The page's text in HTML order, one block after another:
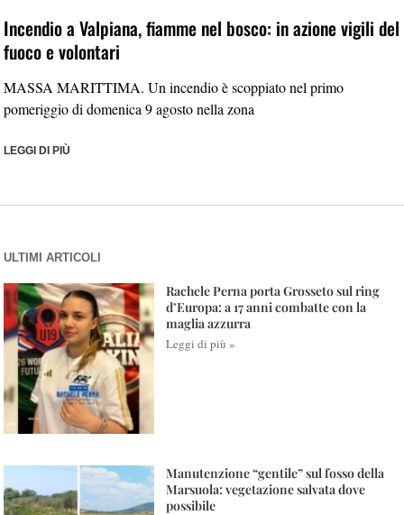
Incendio a Valpiana, fiamme nel bosco: in azione vigili del
fuoco e volontari
MASSA MARITTIMA. Un incendio è scoppiato nel primo
pomeriggio di domenica 9 agosto nella zona
LEGGI DI PIÙ
ULTIMI ARTICOLI
Rachele Perna porta Grosseto sul ring
d’Europa: a 17 anni combatte con la
maglia azzurra
Leggi di più »
Manutenzione “gentile” sul fosso della
Marsuola: vegetazione salvata dove
possibile